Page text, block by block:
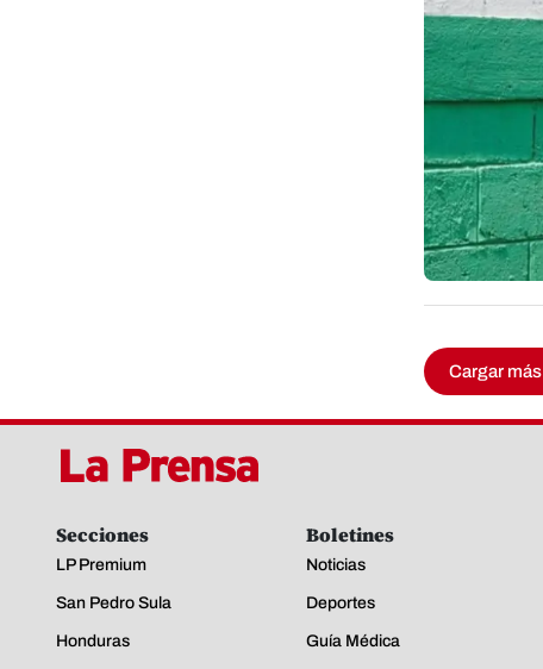
Cargar más
Secciones
LP Premium
San Pedro Sula
Honduras
Boletines
Noticias
Deportes
Guía Médica